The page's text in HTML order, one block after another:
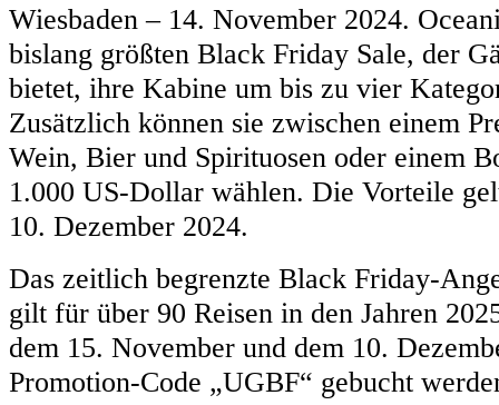
Wiesbaden – 14. November 2024.
bislang größten Black Friday Sale, der
bietet, ihre Kabine um bis zu vier
Zusätzlich können sie zwischen einem
Wein, Bier und Spirituosen oder einem
1.000 US-Dollar wählen. Die Vorteile
10. Dezember 2024.
Das zeitlich begrenzte Black Friday-
gilt für über 90 Reisen in den Jahren
dem 15. November und dem 10.
Promotion-Code „UGBF“ gebucht